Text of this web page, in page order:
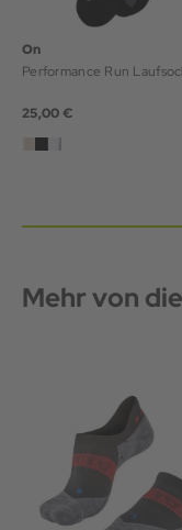
On
Performance Run
25,00 €
Mehr von